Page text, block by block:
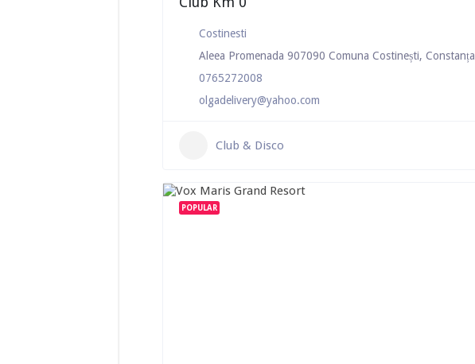
Costinesti
Aleea Promenada 907090 Comuna Costinești, Constanța
0765272008
olgadelivery@yahoo.com
Club & Disco
POPULAR